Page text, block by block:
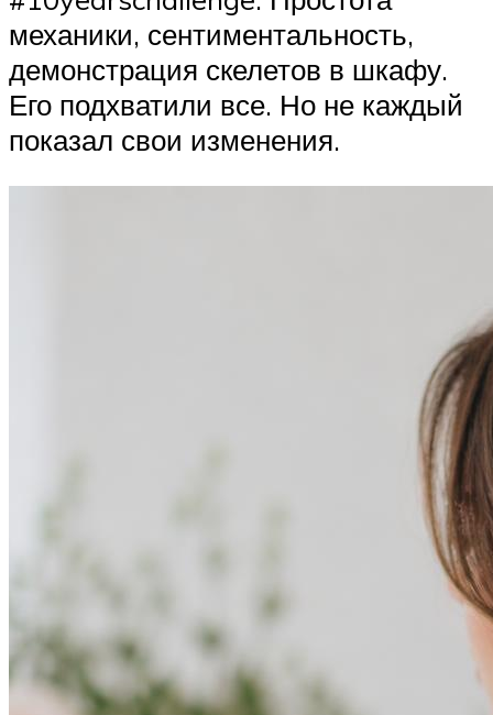
механики, сентиментальность,
демонстрация скелетов в шкафу.
Его подхватили все. Но не каждый
показал свои изменения.